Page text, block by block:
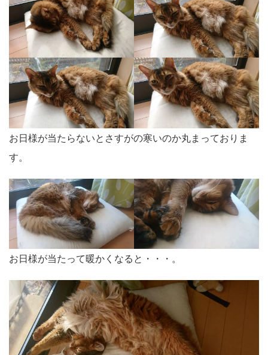
お日様が当たらないとさすがの寒いのか丸まっておりま
す。
お日様が当たって暖かくなると・・・。